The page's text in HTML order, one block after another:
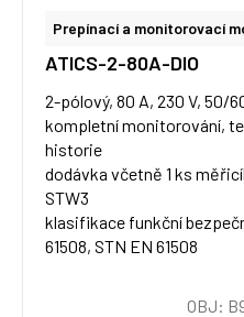
Prepínací a monitorovací
ATICS-2-80A-DIO
2-pólový, 80 A, 230 V, 50/
kompletní monitorování,
historie
dodávka včetně 1 ks
STW3
klasifikace funkční
61508, STN EN 61508
OBJ: